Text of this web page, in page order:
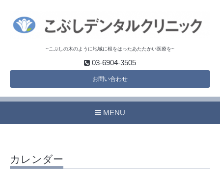
~こぶしの木のように地域に根をはったあたたかい医療を~
03-6904-3505
お問い合わせ
MENU
カレンダー